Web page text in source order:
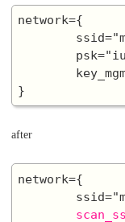
network={
after
network={